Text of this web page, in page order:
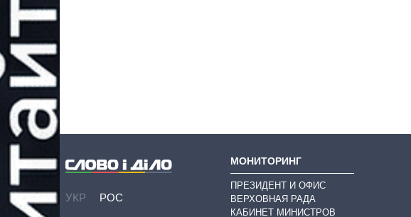
УКР РОС
МОНИТОРИНГ
ПРЕЗИДЕНТ И ОФИС
ВЕРХОВНАЯ РАДА
КАБИНЕТ МИНИСТРОВ